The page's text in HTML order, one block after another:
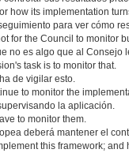
how its implementation
para ver cómo
for the Council to monitor
no es algo que al Consejo
task is to monitor that.
de vigilar esto.
to monitor the
la aplicación.
to monitor them.
deberá mantener el
this framework;